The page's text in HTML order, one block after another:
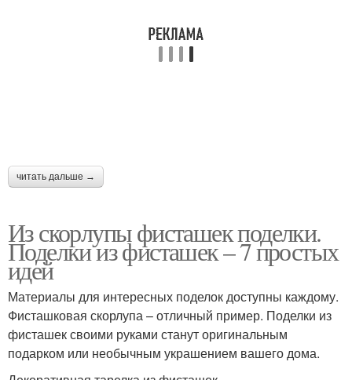
читать дальше →
Из скорлупы фисташек поделки.
Поделки из фисташек – 7 простых
идей
Материалы для интересных поделок доступны каждому.
Фисташковая скорлупа – отличный пример. Поделки из
фисташек своими руками станут оригинальным
подарком или необычным украшением вашего дома.